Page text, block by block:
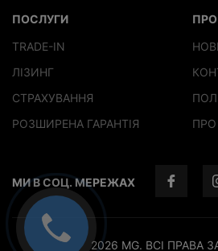
ПОСЛУГИ
TRADE-IN
ЛІЗИНГ
СТРАХУВАННЯ
РОЗШИРЕНА ГАРАНТІЯ
МИ В СОЦ. МЕРЕЖАХ
2026 MG. ВСІ ПРАВА